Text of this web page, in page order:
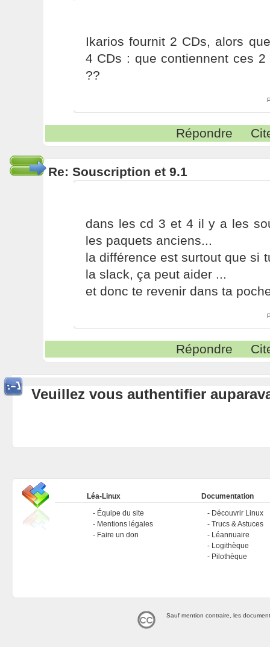
Ikarios fournit 2 CDs, alors
4 CDs : que contiennent ces 2
??
Répondre
Re: Souscription et 9.1
dans les cd 3 et 4 il y a les
les paquets anciens...
la différence est surtout que si
la slack, ça peut aider ...
et donc te revenir dans ta
Répondre
Veuillez vous authentifier
Léa-Linux
Équipe du site
Mentions légales
Faire un don
Documentation
Découvrir Linux
Trucs & Astuces
Léannuaire
Logithèque
Pilothèque
Sauf mention contraire, les